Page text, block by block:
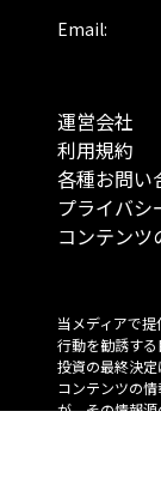
Email:
運営会社
利用規約
各種お問い
プライバシ
コンテンツ
当メディアで
行動を勧誘す
投資の最終決
コンテンツの
が、その情報